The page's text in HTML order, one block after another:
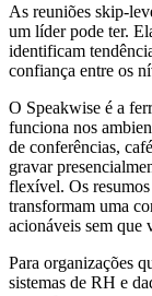
As reuniões skip-
um líder pode ter.
identificam
confiança entre os
O Speakwise é a
funciona nos
de conferências,
gravar
flexível. Os
transformam uma
acionáveis sem que
Para organizações
sistemas de RH e